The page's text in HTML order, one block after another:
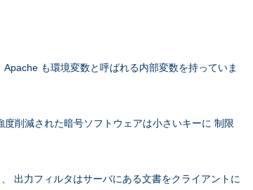
も環境変数と呼ばれる内部変数を持っていま
削減された暗号ソフトウェアは小さいキーに 制限
出力フィルタはサーバにある文書をクライアントに